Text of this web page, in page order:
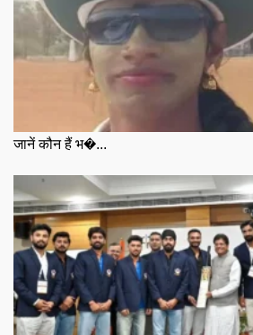
जानें कौन हैं भ�...